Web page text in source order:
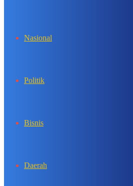
Nasional
Politik
Bisnis
Daerah